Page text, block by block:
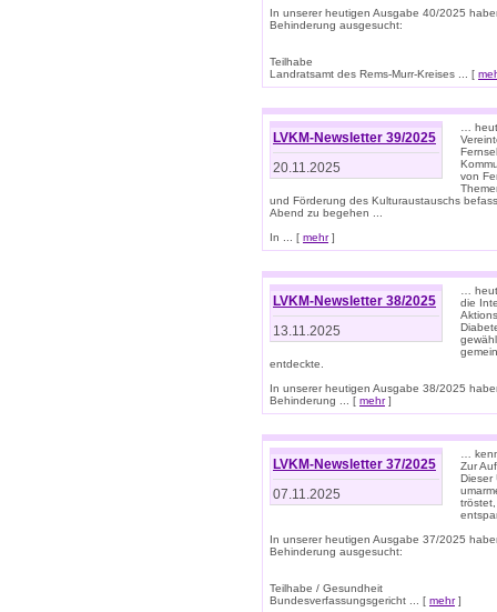
In unserer heutigen Ausgabe 40/2025
Behinderung ausgesucht:
Teilhabe
Landratsamt des Rems-Murr-Kreises ... [
LVKM-Newsletter 39/2025
20.11.2025
…
von
und Förderung des Kulturaustauschs
Abend zu begehen ...
In ... [ mehr]
LVKM-Newsletter 38/2025
13.11.2025
…
die
entdeckte.
In unserer heutigen Ausgabe 38/2025
Behinderung ... [ mehr]
LVKM-Newsletter 37/2025
07.11.2025
…
Zur
Dieser
In unserer heutigen Ausgabe 37/2025
Behinderung ausgesucht:
Teilhabe / Gesundheit
Bundesverfassungsgericht ... [ mehr]